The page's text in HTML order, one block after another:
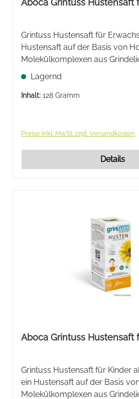
Aboca Grintuss Hustensaft
Grintuss Hustensaft für
Hustensaft auf der Basis von
Molekülkomplexen aus
und Strohblume. Beruhigt den
die Schleimhaut schützt. 100%
Inhaltsstoffe.
Lagernd
Inhalt: 128 Gramm
Preise inkl. MwSt. zzgl. Versandkosten
Details
Aboca Grintuss Hustensaft
Grintuss Hustensaft für Kinder
ein Hustensaft auf der Basis
Molekülkomplexen aus